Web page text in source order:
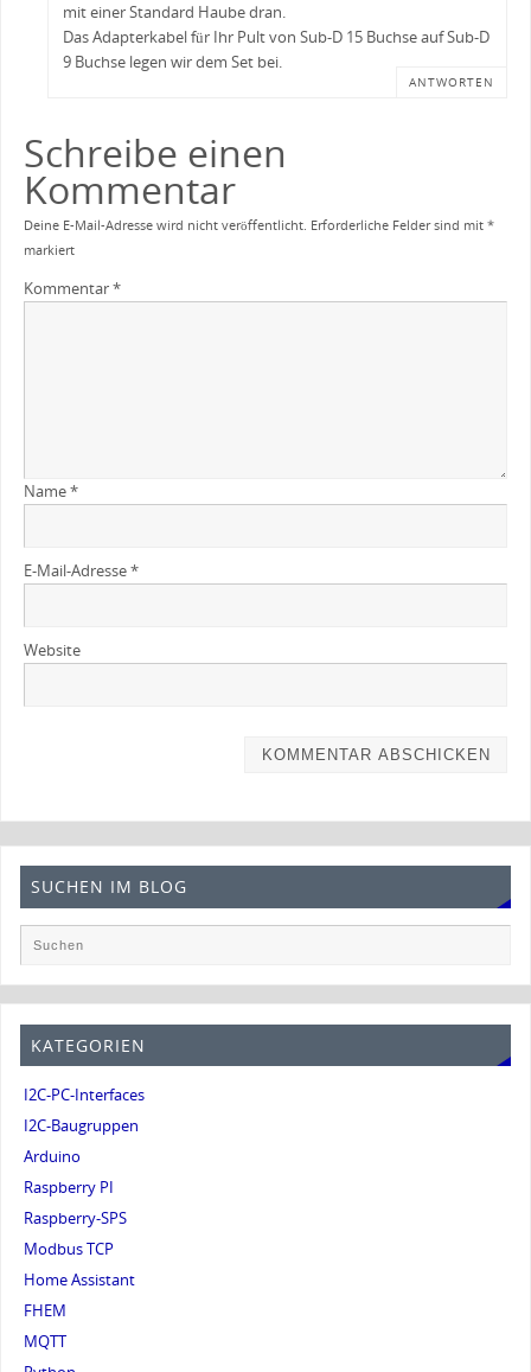
mit einer Standard Haube dran.
Das Adapterkabel für Ihr Pult von Sub-D 15 Buchse auf Sub-D
9 Buchse legen wir dem Set bei.
ANTWORTEN
Schreibe einen
Kommentar
Deine E-Mail-Adresse wird nicht veröffentlicht. Erforderliche Felder sind mit *
markiert
Kommentar*
Name*
E-Mail-Adresse*
Website
SUCHEN IM BLOG
KATEGORIEN
I2C-PC-Interfaces
I2C-Baugruppen
Arduino
Raspberry PI
Raspberry-SPS
Modbus TCP
Home Assistant
FHEM
MQTT